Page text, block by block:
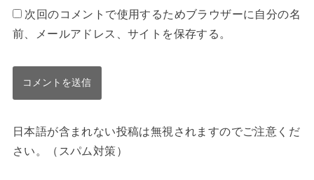
次回のコメントで使用するためブラウザーに自分の名
前、メールアドレス、サイトを保存する。
日本語が含まれない投稿は無視されますのでご注意くだ
さい。（スパム対策）